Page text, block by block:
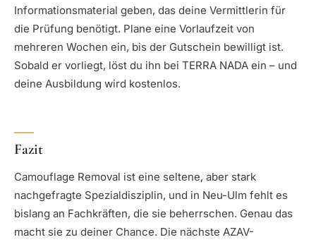
Informationsmaterial geben, das deine Vermittlerin für
die Prüfung benötigt. Plane eine Vorlaufzeit von
mehreren Wochen ein, bis der Gutschein bewilligt ist.
Sobald er vorliegt, löst du ihn bei TERRA NADA ein – und
deine Ausbildung wird kostenlos.
Fazit
Camouflage Removal ist eine seltene, aber stark
nachgefragte Spezialdisziplin, und in Neu-Ulm fehlt es
bislang an Fachkräften, die sie beherrschen. Genau das
macht sie zu deiner Chance. Die nächste AZAV-